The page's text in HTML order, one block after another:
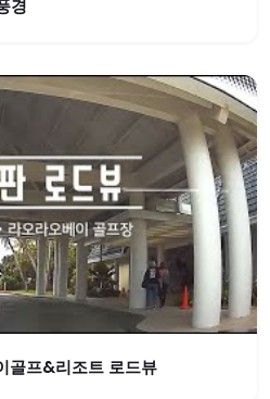
경
골프&리조트 로드뷰